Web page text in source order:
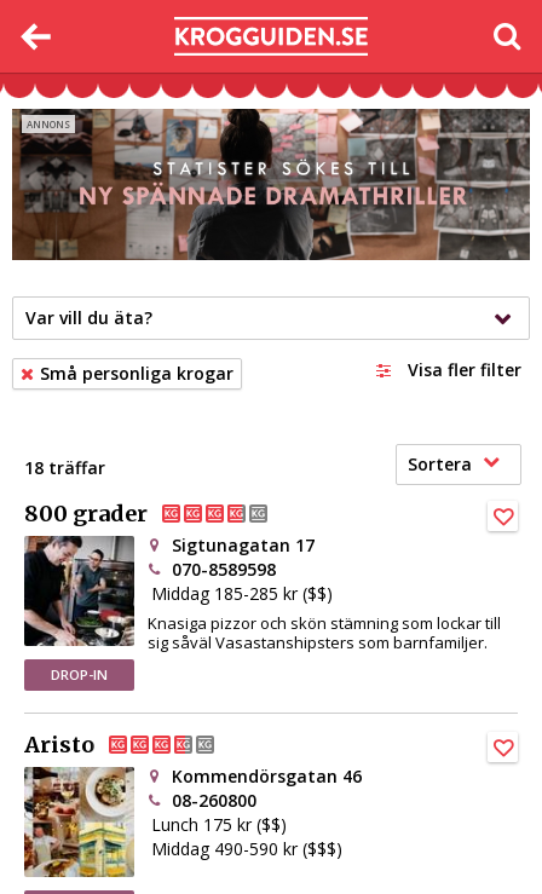
Var vill du äta?
Små personliga krogar Visa fler filter
18 träffar Sortera
800 grader
DROP-IN
Sigtunagatan 17
070-8589598
Middag 185-285 kr ($$)
Knasiga pizzor och skön stämning som lockar till
sig såväl Vasastanshipsters som barnfamiljer.
Aristo
Kommendörsgatan 46
08-260800
Lunch 175 kr ($$)
Middag 490-590 kr ($$$)